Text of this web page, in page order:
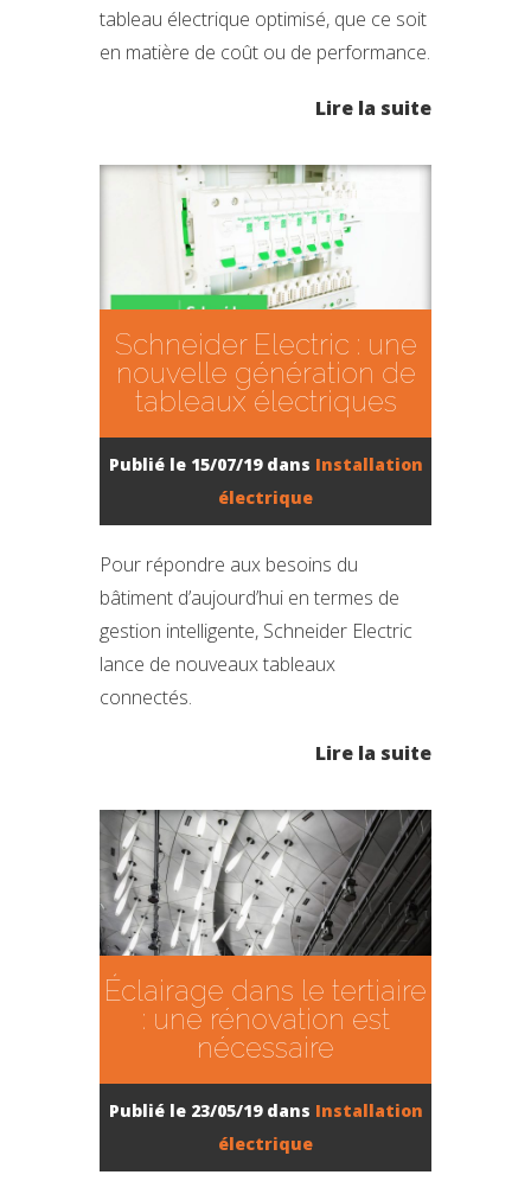
tableau électrique optimisé, que ce soit
en matière de coût ou de performance.
Lire la suite
Schneider Electric : une
nouvelle génération de
tableaux électriques
Publié le 15/07/19 dans Installation
électrique
Pour répondre aux besoins du
bâtiment d’aujourd’hui en termes de
gestion intelligente, Schneider Electric
lance de nouveaux tableaux
connectés.
Lire la suite
Éclairage dans le tertiaire
: une rénovation est
nécessaire
Publié le 23/05/19 dans Installation
électrique